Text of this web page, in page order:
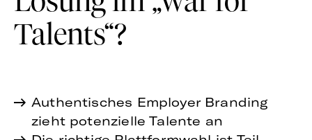
Talents“?
Authentisches Employer Branding
zieht potenzielle Talente an